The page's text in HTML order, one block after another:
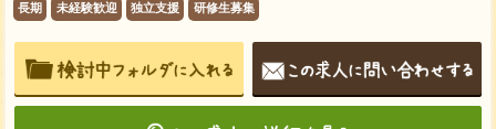
長期 未経験歓迎 独立支援 研修生募集